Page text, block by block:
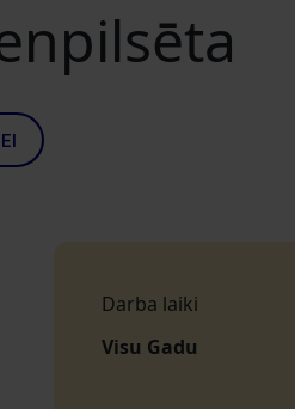
Darba laiki
Visu Gadu